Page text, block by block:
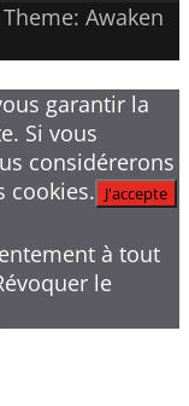
Theme: Awaken
garantir la
Si vous
considérerons
cookies. J'accepte
à tout
le